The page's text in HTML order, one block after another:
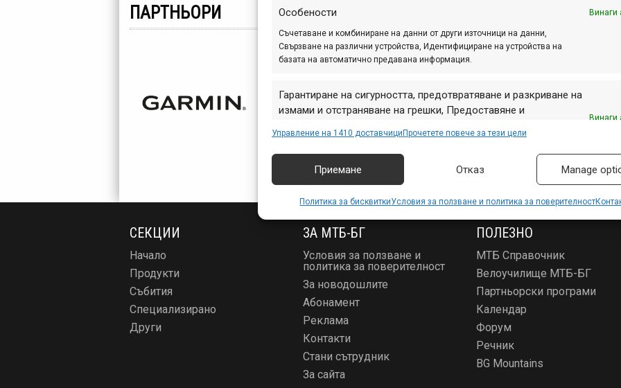
Особености Винаги
Съчетаване и комбиниране на данни от други източници на данни,
Свързване на различни устройства, Идентифициране на устройства на
базата на автоматично предавана информация.
Гарантиране на сигурността, предотвратяване и разкриване на
измами и отстраняване на грешки, Предоставяне и
съобщаване на избори за поверителност.
Винаги
Управление на 1410 доставчици Прочетете повече за тези цели
Приемане Отказ Manage
Политика за бисквиткиУсловия за ползване и политика за поверителност
ПАРТНЬОРИ
СЕКЦИИ
Начало
Продукти
Събития
Специализирано
Други
ЗА МТБ-БГ
Условия за ползване и
политика за поверителност
За новодошлите
Абонамент
Реклама
Контакти
Стани сътрудник
За сайта
ПОЛЕЗНО
МТБ Справочник
Велоучилище МТБ-БГ
Партньорски програми
Календар
Форум
Речник
BG Mountains